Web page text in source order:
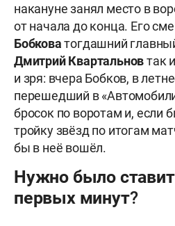
накануне занял место в
от начала до конца. Его
Бобковатогдашний
Дмитрий Квартальновтак
и зря: вчера Бобков, в
перешедший в
бросок по воротам и, если
тройку звёзд по итогам
бы в неё вошёл.
Нужно было
первых минут?